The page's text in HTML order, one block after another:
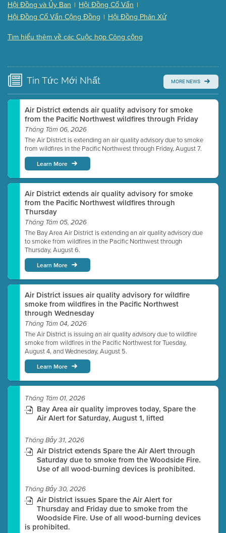
Presentation (Part 3 of 3) (168 Kb PDF , 3 pgs )
Meeting Details
Submit a comment
time.
Watch for real-time closed captioning with agenda
Learn more
Hội Đồng và Ủy Ban | Hội Đồng Cố Vấn |
Hội Đồng Cố Vấn Cộng Đồng | Hội Đồng Phân Xử
Tìm hiểu thêm về các Cuộc họp Công cộng
Tin Tức Mới Nhất MORE NEWS
Air District extends air quality advisory for smoke
from the Pacific Northwest wildfires through Friday
Tháng Tám 06, 2026
The Air District is extending an air quality advisory due to smoke
from wildfires in the Pacific Northwest through Friday, August 7.
Learn More
Air District extends air quality advisory for smoke
from the Pacific Northwest wildfires through
Thursday
Tháng Tám 05, 2026
The Bay Area Air District is extending an air quality advisory due
to smoke from wildfires in the Pacific Northwest through
Thursday, August 6.
Learn More
Air District issues air quality advisory for wildfire
smoke from wildfires in the Pacific Northwest
through Wednesday
Tháng Tám 04, 2026
The Air District is issuing an air quality advisory due to wildfire
smoke from wildfires in the Pacific Northwest for Tuesday,
August 4, and Wednesday, August 5.
Learn More
Tháng Tám 01, 2026
Bay Area air quality improves today, Spare the
Air Alert for Saturday, August 1, lifted
Tháng Bảy 31, 2026
Air District extends Spare the Air Alert through
Saturday due to smoke from the Woodside Fire.
Use of all wood-burning devices is prohibited.
Tháng Bảy 30, 2026
Air District issues Spare the Air Alert for
Thursday and Friday due to smoke from the
Woodside Fire. Use of all wood-burning devices
is prohibited.